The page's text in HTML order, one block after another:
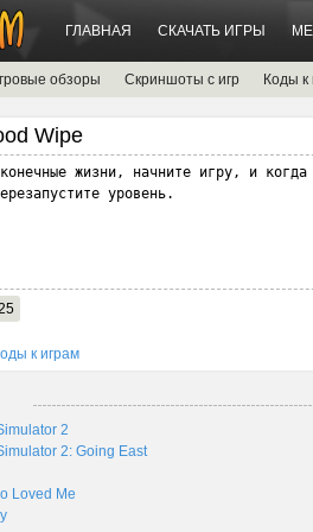
ГЛАВНАЯ СКАЧАТЬ ИГРЫ
обзоры Скриншоты с игр Коды к
Wipe
жизни, начните игру, и когда
уровень.
к играм
2
2: Going East
Loved Me